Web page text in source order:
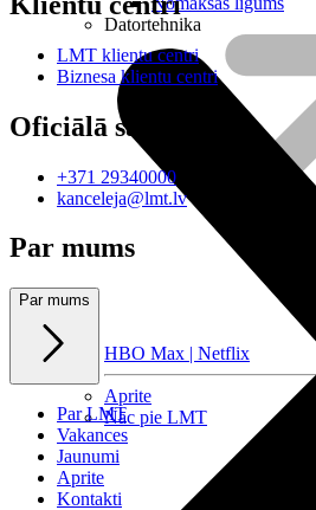
HBO Max | Netflix
Aprite
Nāc pie LMT
Datortehnika
LMT klientu centri
Biznesa klientu centri
Oficiālā saziņa
+371 29340000
kanceleja@lmt.lv
Par mums
Par mums
Par LMT
Vakances
Jaunumi
Aprite
Kontakti